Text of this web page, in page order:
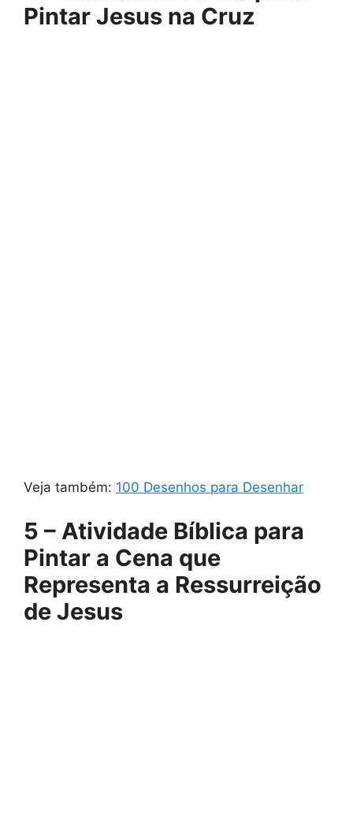
Pintar Jesus na Cruz
Veja também: 100 Desenhos para Desenhar
5 – Atividade Bíblica para
Pintar a Cena que
Representa a Ressurreição
de Jesus